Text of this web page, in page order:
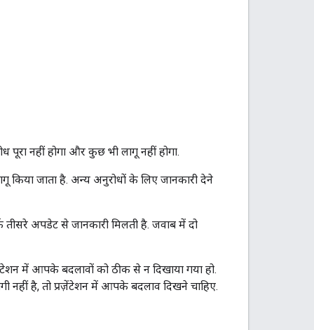
पूरा नहीं होगा और कुछ भी लागू नहीं होगा.
जाता है. अन्य अनुरोधों के लिए जानकारी देने
अपडेट से जानकारी मिलती है. जवाब में दो
में आपके बदलावों को ठीक से न दिखाया गया हो.
नहीं है, तो प्रज़ेंटेशन में आपके बदलाव दिखने चाहिए.